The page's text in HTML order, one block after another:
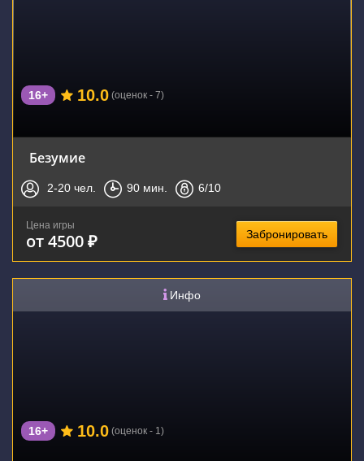
16+ 10.0 (оценок - 7)
Безумие
2-20 чел. 90 мин. 6/10
Цена игры
от 4500 ₽ Забронировать
Инфо
16+ 10.0 (оценок - 1)